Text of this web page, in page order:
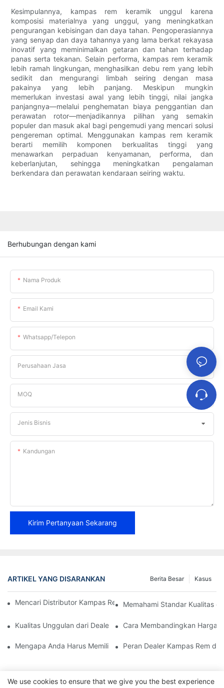
Kesimpulannya, kampas rem keramik unggul karena
komposisi materialnya yang unggul, yang meningkatkan
pengurangan kebisingan dan daya tahan. Pengoperasiannya
yang senyap dan daya tahannya yang lama berkat rekayasa
inovatif yang meminimalkan getaran dan tahan terhadap
panas serta tekanan. Selain performa, kampas rem keramik
lebih ramah lingkungan, menghasilkan debu rem yang lebih
sedikit dan mengurangi limbah seiring dengan masa
pakainya yang lebih panjang. Meskipun mungkin
memerlukan investasi awal yang lebih tinggi, nilai jangka
panjangnya—melalui penghematan biaya penggantian dan
perawatan rotor—menjadikannya pilihan yang semakin
populer dan masuk akal bagi pengemudi yang mencari solusi
pengereman optimal. Menggunakan kampas rem keramik
berarti memilih komponen berkualitas tinggi yang
menawarkan perpaduan kenyamanan, performa, dan
keberlanjutan, sehingga meningkatkan pengalaman
berkendara dan perawatan kendaraan seiring waktu.
Berhubungan dengan kami
Nama Produk
Email Kami
Whatsapp/telepon
Perusahaan Jasa
MOQ
Jenis Bisnis
Kandungan
Kirim Pertanyaan Sekarang
ARTIKEL YANG DISARANKAN Kasus
Berita Besar
Mencari Distributor Kampas Rem yang Andal untuk Bisnis Anda
Memahami Standar Kualitas
Kualitas Unggulan dari Dealer Kampas Rem yang Andal
Cara Membandingkan Harga
Mengapa Anda Harus Memilih Dealer Kampas Rem Resmi
Peran Dealer Kampas Rem
We use cookies to ensure that we give you the best experience